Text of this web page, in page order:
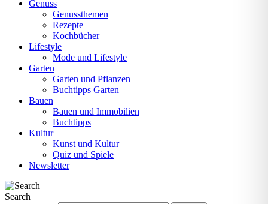
Genuss
Genussthemen
Rezepte
Kochbücher
Lifestyle
Mode und Lifestyle
Garten
Garten und Pflanzen
Buchtipps Garten
Bauen
Bauen und Immobilien
Buchtipps
Kultur
Kunst und Kultur
Quiz und Spiele
Newsletter
Search